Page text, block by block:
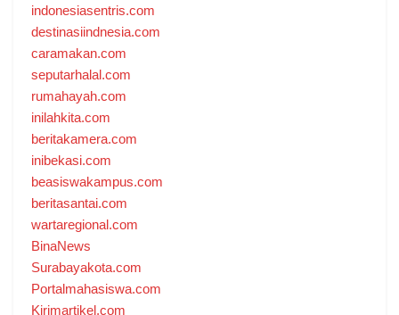
indonesiasentris.com
destinasiindnesia.com
caramakan.com
seputarhalal.com
rumahayah.com
inilahkita.com
beritakamera.com
inibekasi.com
beasiswakampus.com
beritasantai.com
wartaregional.com
BinaNews
Surabayakota.com
Portalmahasiswa.com
Kirimartikel.com